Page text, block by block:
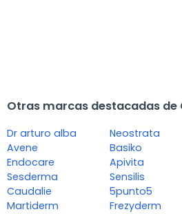
Otras marcas destacadas
Dr arturo alba
Avene
Endocare
Sesderma
Caudalie
Martiderm
Neostrata
Basiko
Apivita
Sensilis
5punto5
Frezyderm